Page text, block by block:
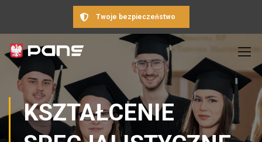
Twoje bezpieczeństwo
KSZTAŁCENIE